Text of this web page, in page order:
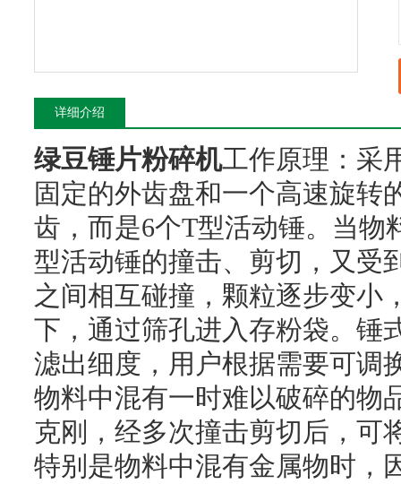
详细介绍
绿豆锤片粉碎机工作原理：采
固定的外齿盘和一个高速旋转
齿，而是6个T型活动锤。当物
型活动锤的撞击、剪切，又受
之间相互碰撞，颗粒逐步变小
下，通过筛孔进入存粉袋。锤
滤出细度，用户根据需要可调
物料中混有一时难以破碎的物
克刚，经多次撞击剪切后，可
特别是物料中混有金属物时，